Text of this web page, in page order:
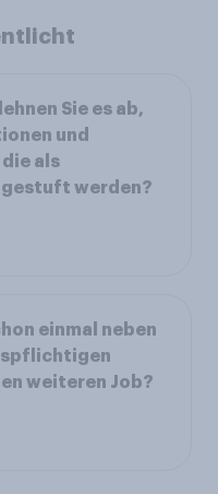
Sie es ab,
und
als
werden?
einmal neben
weiteren Job?